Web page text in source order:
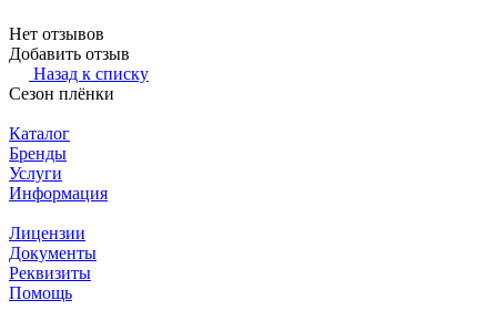
Нет отзывов
Добавить отзыв
Назад к списку
Сезон плёнки
Каталог
Бренды
Услуги
Информация
Лицензии
Документы
Реквизиты
Помощь